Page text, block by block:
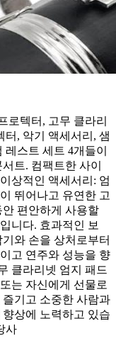
로텍터, 고무 클라리
터, 악기 액세서리, 샘
스트 세트 4개들이
트. 컴팩트한 사이
상적인 액세서리: 엄
뛰어나고 유연한 고
편안하게 사용할
니다. 효과적인 보
와 손을 상처로부터
고 연주와 성능을 향
클라리넷 엄지 패드
는 자신에게 선물로
기고 소중한 사람과
상에 노력하고 있습
사